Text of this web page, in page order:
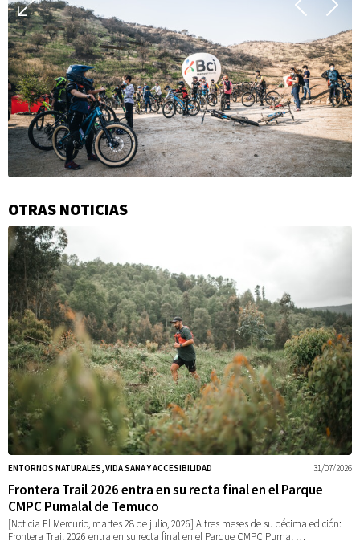
Información
adicional
OTRAS NOTICIAS
31/07/2026
ENTORNOS NATURALES, VIDA SANA Y ACCESIBILIDAD
Frontera Trail 2026 entra en su recta final en el Parque
CMPC Pumalal de Temuco
[Noticia El Mercurio, martes 28 de julio, 2026] A tres meses de su décima edición:
Frontera Trail 2026 entra en su recta final en el Parque CMPC Pumal …